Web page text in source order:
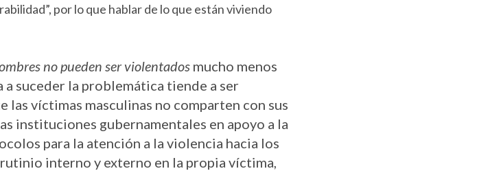
por lo que hablar de lo que están viviendo
no pueden ser violentados mucho menos
a suceder la problemática tiende a ser
víctimas masculinas no comparten con sus
instituciones gubernamentales en apoyo a la
para la atención a la violencia hacia los
interno y externo en la propia víctima,